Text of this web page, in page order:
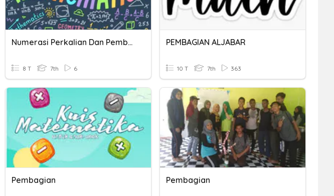
Numerasi Perkalian Dan Pembagian Bilangan Bulat
8 T 7th 6
PEMBAGIAN ALJABAR
10 T 7th 363
Pembagian Pembagian